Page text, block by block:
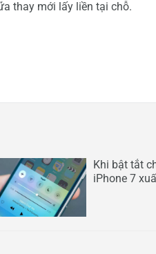
thay mới lấy liền tại chỗ.
Khi bật tắt
iPhone 7